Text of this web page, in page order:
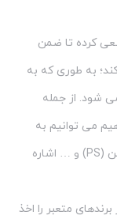
کرده تا ضمن
به طوری که به
شود. از جمله
می توانیم به
کنسول بازی ایکس باکس (Xbox) و پلی استیشن (PS) و … اشاره
متعبر را اخذ